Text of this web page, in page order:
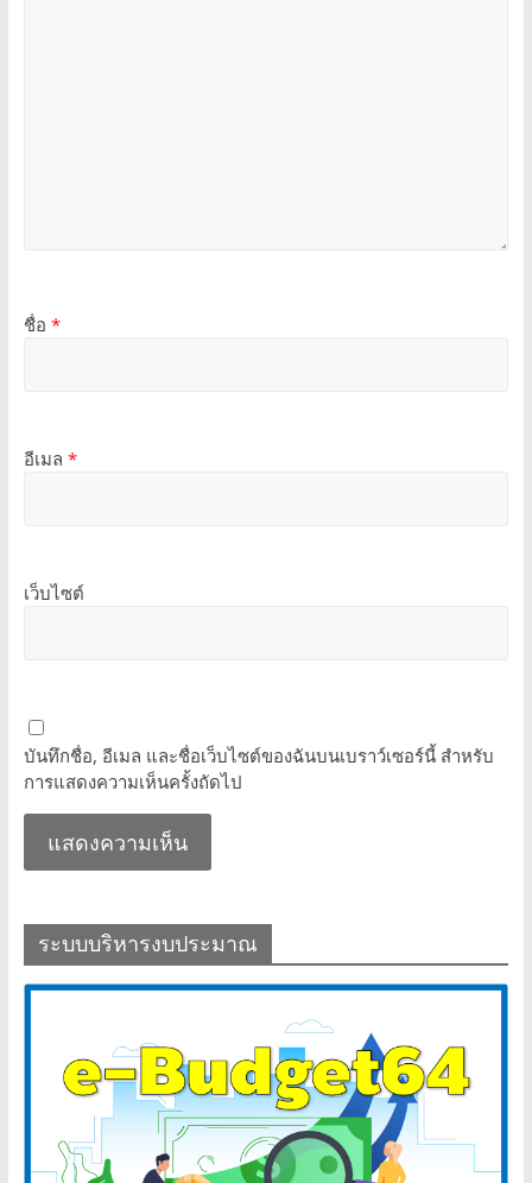
ชื่อ *
อีเมล *
เว็บไซต์
บันทึกชื่อ, อีเมล และชื่อเว็บไซต์ของฉันบนเบราว์เซอร์นี้ สำหรับ
การแสดงความเห็นครั้งถัดไป
ระบบบริหารงบประมาณ